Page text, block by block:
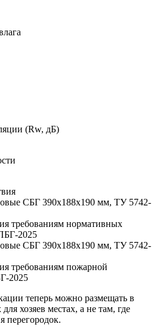
(Rw, дБ)
требованиям нормативных
2025
требованиям пожарной
2025
теперь можно размещать в
хозяев местах, а не там, где
перегородок.